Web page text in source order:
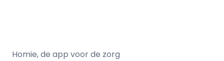
Homie, de app voor de zorg